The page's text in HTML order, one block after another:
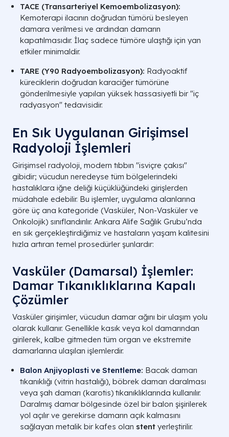
TACE (Transarteriyel Kemoembolizasyon):
Kemoterapi ilacının doğrudan tümörü besleyen
damara verilmesi ve ardından damarın
kapatılmasıdır. İlaç sadece tümöre ulaştığı için yan
etkiler minimaldir.
TARE (Y90 Radyoembolizasyon): Radyoaktif
küreciklerin doğrudan karaciğer tümörüne
gönderilmesiyle yapılan yüksek hassasiyetli bir "iç
radyasyon" tedavisidir.
En Sık Uygulanan Girişimsel
Radyoloji İşlemleri
Girişimsel radyoloji, modern tıbbın "isviçre çakısı"
gibidir; vücudun neredeyse tüm bölgelerindeki
hastalıklara iğne deliği küçüklüğündeki girişlerden
müdahale edebilir. Bu işlemler, uygulama alanlarına
göre üç ana kategoride (Vasküler, Non-Vasküler ve
Onkolojik) sınıflandırılır. Ankara Alife Sağlık Grubu’nda
en sık gerçekleştirdiğimiz ve hastaların yaşam kalitesini
hızla artıran temel prosedürler şunlardır:
Vasküler (Damarsal) İşlemler:
Damar Tıkanıklıklarına Kapalı
Çözümler
Vasküler girişimler, vücudun damar ağını bir ulaşım yolu
olarak kullanır. Genellikle kasık veya kol damarından
girilerek, kalbe gitmeden tüm organ ve ekstremite
damarlarına ulaşılan işlemlerdir.
Balon Anjiyoplasti ve Stentleme: Bacak damarı
tıkanıklığı (vitrin hastalığı), böbrek damarı daralması
veya şah damarı (karotis) tıkanıklıklarında kullanılır.
Daralmış damar bölgesinde özel bir balon şişirilerek
yol açılır ve gerekirse damarın açık kalmasını
sağlayan metalik bir kafes olan stent yerleştirilir.